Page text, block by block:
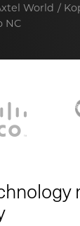
World
NC